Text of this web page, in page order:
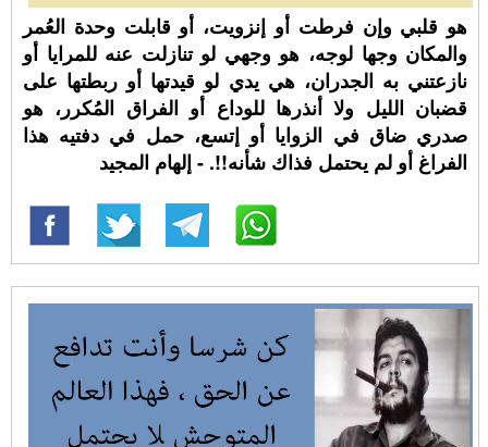
هو قلبي وإن فرطت أو إنزويت، أو قابلت وحدة العُمر
والمكان وجها لوجه، هو وجهي لو تنازلت عنه للمرايا أو
نازعتني به الجدران، هي يدي لو قيدتها أو ربطتها على
قضبان الليل ولا أنذرها للوداع أو الفراق المُكرر، هو
صدري ضاق في الزوايا أو إتسع، حمل في دفتيه هذا
الفراغ أو لم يحتمل فذاك شأنه!!. - إلهام المجيد